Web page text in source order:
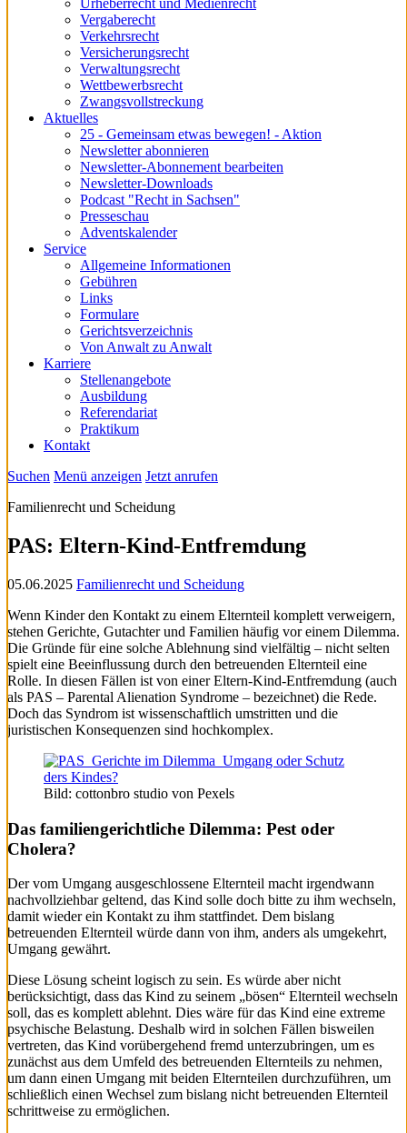
Urheberrecht und Medienrecht
Vergaberecht
Verkehrsrecht
Versicherungsrecht
Verwaltungsrecht
Wettbewerbsrecht
Zwangsvollstreckung
Aktuelles
25 - Gemeinsam etwas bewegen! - Aktion
Newsletter abonnieren
Newsletter-Abonnement bearbeiten
Newsletter-Downloads
Podcast "Recht in Sachsen"
Presseschau
Adventskalender
Service
Allgemeine Informationen
Gebühren
Links
Formulare
Gerichtsverzeichnis
Von Anwalt zu Anwalt
Karriere
Stellenangebote
Ausbildung
Referendariat
Praktikum
Kontakt
Suchen Menü anzeigen Jetzt anrufen
Familienrecht und Scheidung
PAS: Eltern-Kind-Entfremdung
05.06.2025 Familienrecht und Scheidung
Wenn Kinder den Kontakt zu einem Elternteil komplett verweigern,
stehen Gerichte, Gutachter und Familien häufig vor einem Dilemma.
Die Gründe für eine solche Ablehnung sind vielfältig – nicht selten
spielt eine Beeinflussung durch den betreuenden Elternteil eine
Rolle. In diesen Fällen ist von einer Eltern-Kind-Entfremdung (auch
als PAS – Parental Alienation Syndrome – bezeichnet) die Rede.
Doch das Syndrom ist wissenschaftlich umstritten und die
juristischen Konsequenzen sind hochkomplex.
Bild: cottonbro studio von Pexels
Das familiengerichtliche Dilemma: Pest oder
Cholera?
Der vom Umgang ausgeschlossene Elternteil macht irgendwann
nachvollziehbar geltend, das Kind solle doch bitte zu ihm wechseln,
damit wieder ein Kontakt zu ihm stattfindet. Dem bislang
betreuenden Elternteil würde dann von ihm, anders als umgekehrt,
Umgang gewährt.
Diese Lösung scheint logisch zu sein. Es würde aber nicht
berücksichtigt, dass das Kind zu seinem „bösen“ Elternteil wechseln
soll, das es komplett ablehnt. Dies wäre für das Kind eine extreme
psychische Belastung. Deshalb wird in solchen Fällen bisweilen
vertreten, das Kind vorübergehend fremd unterzubringen, um es
zunächst aus dem Umfeld des betreuenden Elternteils zu nehmen,
um dann einen Umgang mit beiden Elternteilen durchzuführen, um
schließlich einen Wechsel zum bislang nicht betreuenden Elternteil
schrittweise zu ermöglichen.